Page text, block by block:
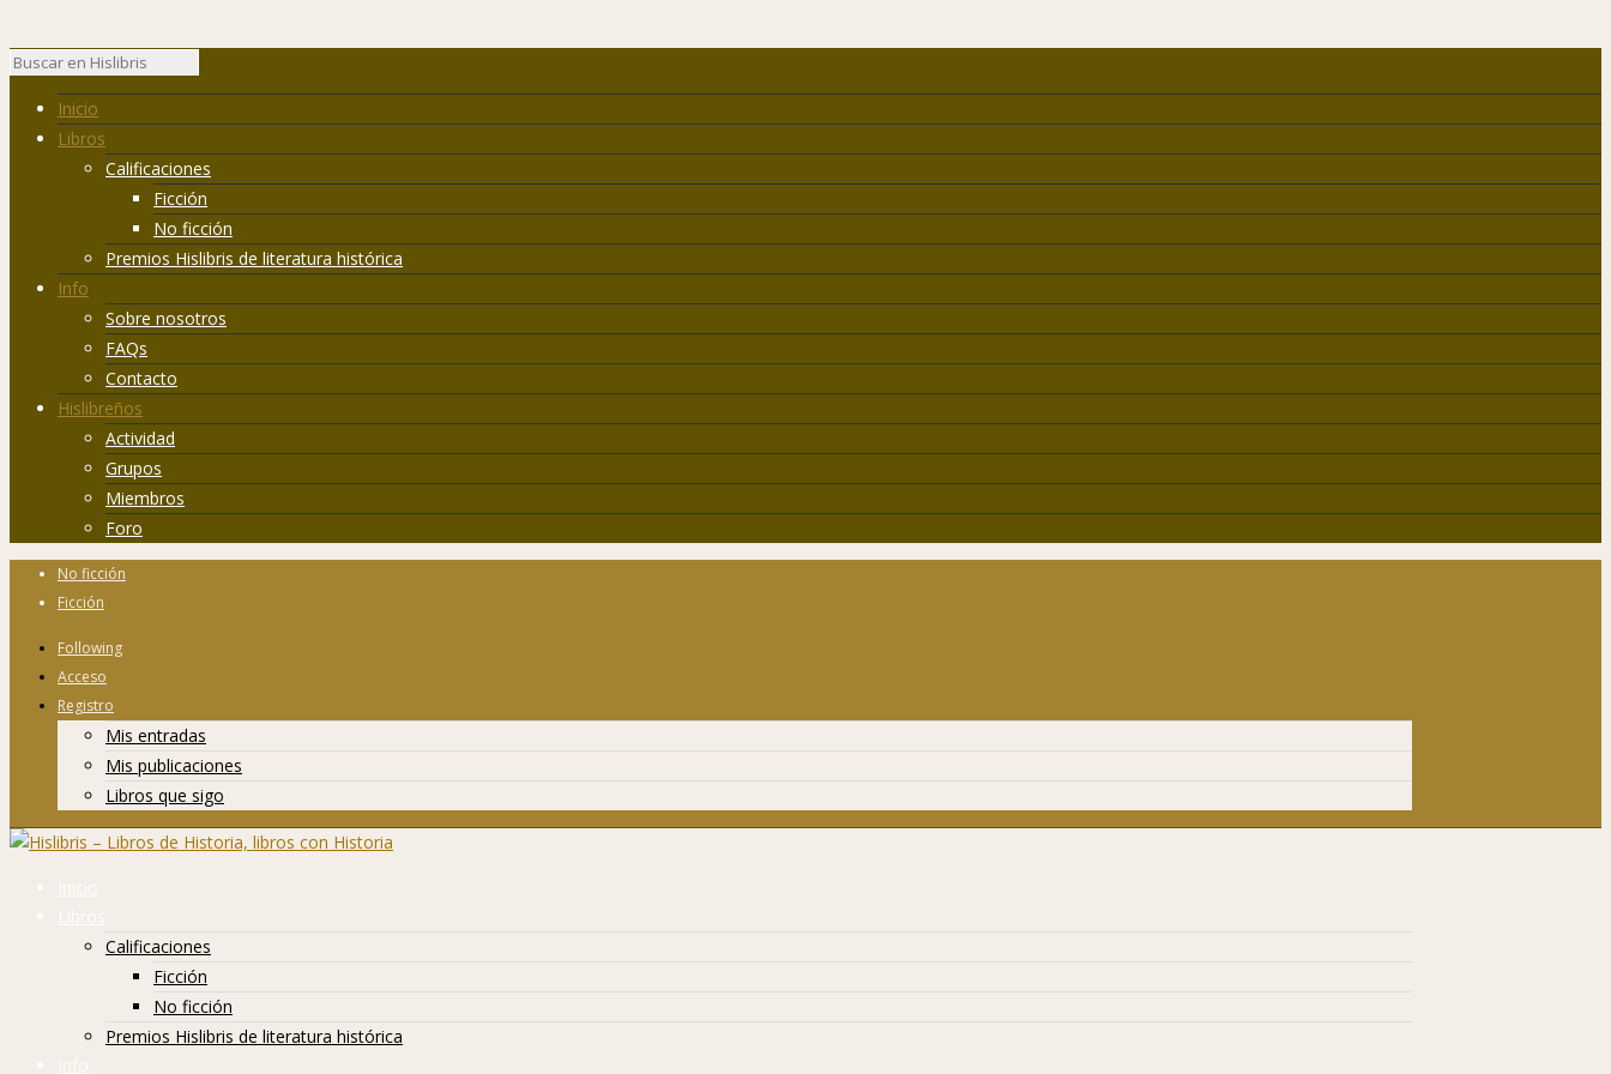
Inicio
Libros
Calificaciones
Ficción
No ficción
Premios Hislibris de literatura histórica
Info
Sobre nosotros
FAQs
Contacto
Hislibreños
Actividad
Grupos
Miembros
Foro
No ficción
Ficción
Following
Acceso
Registro
Mis entradas
Mis publicaciones
Libros que sigo
Inicio
Libros
Calificaciones
Ficción
No ficción
Premios Hislibris de literatura histórica
Info